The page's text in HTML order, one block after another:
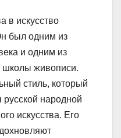
в искусство
был одним из
и одним из
школы живописи.
стиль, который
народной
искусства. Его